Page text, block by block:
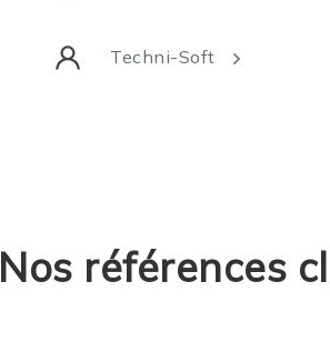
Techni-Soft
Nos références